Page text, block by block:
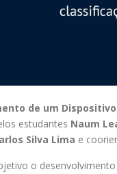
de um
estudantes Naum
Silva Lima e
o